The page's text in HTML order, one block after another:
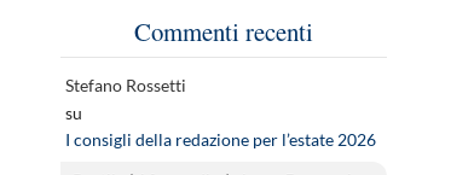
Commenti recenti
Stefano Rossetti
su
I consigli della redazione per l’estate 2026